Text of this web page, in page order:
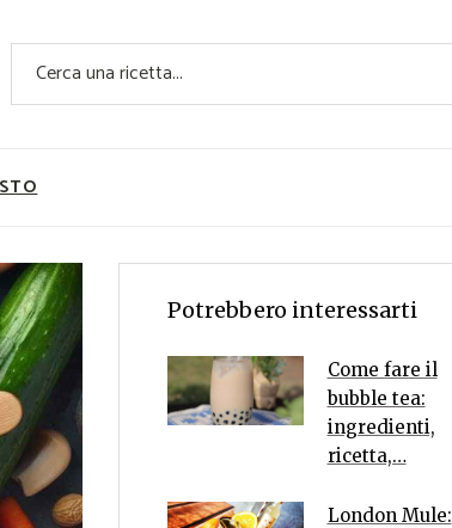
Cerca
Facili e Veloci
Primi Piatti
Dolci
Secondi
e Rustici
unici
Pesce
Ingrediente
Utility
Super Alimenti
Ricette Vegetariane
Rumors
Potrebbero interessarti
Come fare il
bubble tea:
ingredienti,
ricetta,…
London Mule: